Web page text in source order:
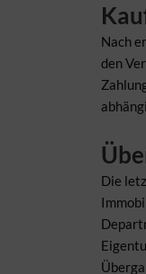
Nach
den
Die